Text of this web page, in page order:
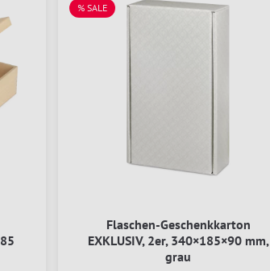
% SALE
Flaschen-Geschenkkarton
EXKLUSIV, 2er, 340×185×90 mm,
grau